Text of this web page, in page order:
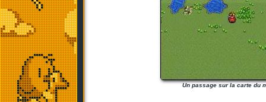
Un passage sur la carte du